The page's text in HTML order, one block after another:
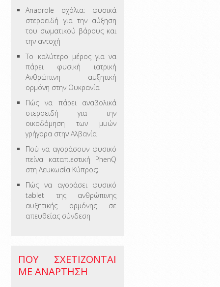
Anadrole σχόλια: φυσικά
στεροειδή για την αύξηση
του σωματικού βάρους και
την αντοχή
Το καλύτερο μέρος για να
πάρει φυσική ιατρική
Ανθρώπινη αυξητική
ορμόνη στην Ουκρανία
Πώς να πάρει αναβολικά
στεροειδή για την
οικοδόμηση των μυών
γρήγορα στην Αλβανία
Πού να αγοράσουν φυσικό
πείνα καταπιεστική PhenQ
στη Λευκωσία Κύπρος;
Πώς να αγοράσει φυσικό
tablet της ανθρώπινης
αυξητικής ορμόνης σε
απευθείας σύνδεση
ΠΟΥ ΣΧΕΤΊΖΟΝΤΑΙ
ΜΕ ΑΝΆΡΤΗΣΗ